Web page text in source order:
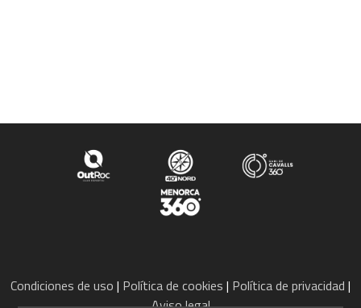
Condiciones de uso Política de cookies Política de privacidad